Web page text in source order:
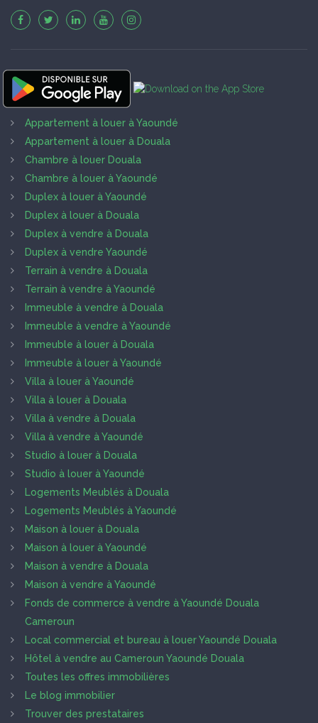
Appartement à louer à Yaoundé
Appartement à louer à Douala
Chambre à louer Douala
Chambre à louer à Yaoundé
Duplex à louer à Yaoundé
Duplex à louer à Douala
Duplex à vendre à Douala
Duplex à vendre Yaoundé
Terrain à vendre à Douala
Terrain à vendre à Yaoundé
Immeuble à vendre à Douala
Immeuble à vendre à Yaoundé
Immeuble à louer à Douala
Immeuble à louer à Yaoundé
Villa à louer à Yaoundé
Villa à louer à Douala
Villa à vendre à Douala
Villa à vendre à Yaoundé
Studio à louer à Douala
Studio à louer à Yaoundé
Logements Meublés à Douala
Logements Meublés à Yaoundé
Maison à louer à Douala
Maison à louer à Yaoundé
Maison à vendre à Douala
Maison à vendre à Yaoundé
Fonds de commerce à vendre à Yaoundé Douala
Cameroun
Local commercial et bureau à louer Yaoundé Douala
Hôtel à vendre au Cameroun Yaoundé Douala
Toutes les offres immobilières
Le blog immobilier
Trouver des prestataires